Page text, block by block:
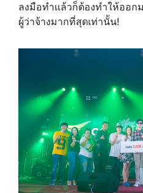
ลงมือทำแล้วก็ต้องทำให้ออก
ผู้ว่าจ้างมากที่สุดเท่านั้น!